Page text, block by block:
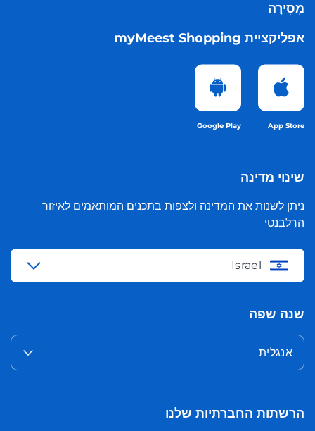
מְסִירָה
אפליקציית myMeest Shopping
App Store
Google Play
שינוי מדינה
ניתן לשנות את המדינה ולצפות בתכנים המותאמים לאיזור
הרלבנטי
Israel
שנה שפה
אנגלית
הרשתות החברתיות שלנו